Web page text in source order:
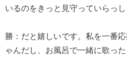
いるのをきっと見守っていらっし
勝：だと嬉しいです。私を一番
ゃんだし、お風呂で一緒に歌っ